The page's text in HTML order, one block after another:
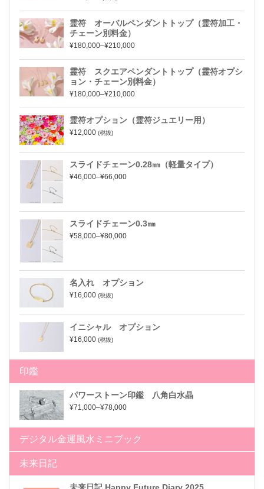
霊符 オーバルペンダントトップ（霊符加工・
チェーン別料金）
¥180,000–¥210,000
霊符 スクエアペンダントトップ（霊符オプシ
ョン・チェーン別料金）
¥180,000–¥210,000
霊符オプション（霊符ジュエリー用）
¥12,000 (税抜)
スライドチェーン0.28㎜（軽量タイプ）
¥46,000–¥66,000
スライドチェーン0.3㎜
¥58,000–¥80,000
名入れ オプション
¥16,000 (税抜)
イニシャル オプション
¥16,000 (税抜)
印鑑
パワーストーン印鑑 八角白水晶
¥71,000–¥78,000
デジタル金運風水ミニブック
未来日記
未来日記 Happy Future Diary 2025